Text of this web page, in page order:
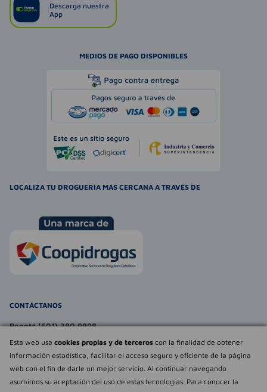
Esta web usa cookies propias y de terceros con la finalidad de obtener
información estadística, facilitar el acceso seguro y eficiente de la página
web con el fin de darle un mejor servicio. Al continuar navegando
asumimos su aceptación del uso de estas tecnologías. Para conocer la
Descarga nuestra
App
MEDIOS DE PAGO DISPONIBLES
LOCALIZA TU DROGUERÍA MÁS CERCANA A TRAVÉS DE
CONTÁCTANOS
Bogotá (601) 380 9898
atencionalcliente@farmaexpress.com
TE PUEDE INTERESAR
NOSOTROS